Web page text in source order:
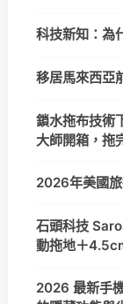
科技新知：為
移居馬來西亞
鎖水拖布技術
大師開箱，拖
2026年美國
石頭科技
動拖地＋
2026 最新手